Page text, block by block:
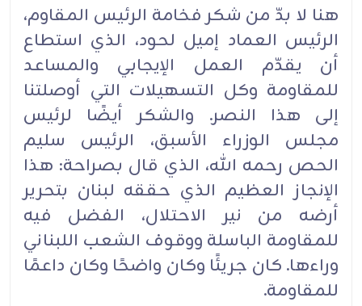
هنا لا بدّ من شكر فخامة الرئيس المقاوم،
الرئيس العماد إميل لحود، الذي استطاع
أن يقدّم العمل الإيجابي ‏والمساعد
للمقاومة وكل التسهيلات التي أوصلتنا
إلى هذا النصر. والشكر أيضًا لرئيس
مجلس الوزراء ‏الأسبق، الرئيس سليم
الحص رحمه الله، الذي قال بصراحة: هذا
الإنجاز العظيم الذي حققه لبنان بتحرير
‏أرضه من نير الاحتلال، الفضل فيه
للمقاومة الباسلة ووقوف الشعب اللبناني
وراءها. كان جريئًا وكان ‏واضحًا وكان داعمًا
للمقاومة.